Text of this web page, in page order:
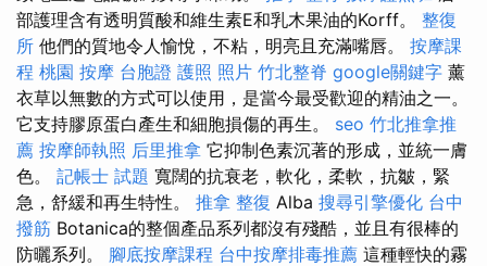
部護理含有透明質酸和維生素E和乳木果油的Korff。 整復
所 他們的質地令人愉悅，不粘，明亮且充滿嘴唇。 按摩課
程 桃園 按摩 台胞證 護照 照片 竹北整脊 google關鍵字 薰
衣草以無數的方式可以使用，是當今最受歡迎的精油之一。
它支持膠原蛋白產生和細胞損傷的再生。 seo 竹北推拿推
薦 按摩師執照 后里推拿 它抑制色素沉著的形成，並統一膚
色。 記帳士 試題 寬闊的抗衰老，軟化，柔軟，抗皺，緊
急，舒緩和再生特性。 推拿 整復 Alba 搜尋引擎優化 台中
撥筋 Botanica的整個產品系列都沒有殘酷，並且有很棒的
防曬系列。 腳底按摩課程 台中按摩排毒推薦 這種輕快的霧